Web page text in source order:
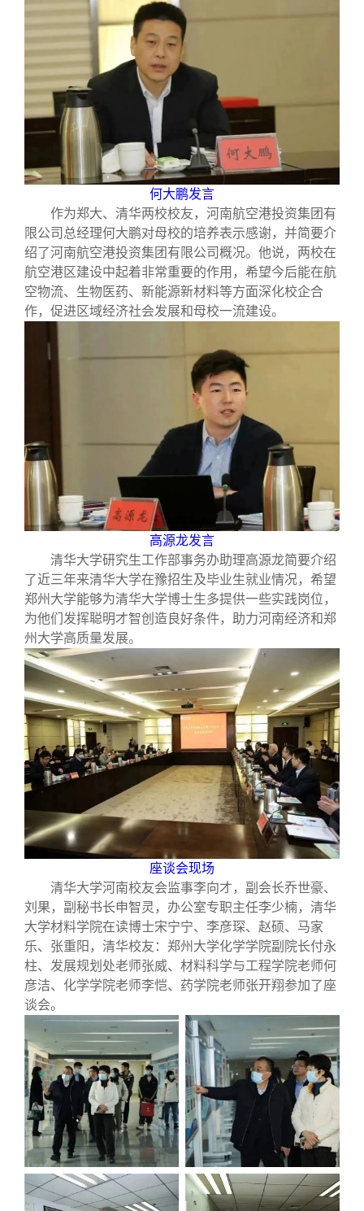
何大鹏发言
作为郑大、清华两校校友，河南航空港投资集团有
限公司总经理何大鹏对母校的培养表示感谢，并简要介
绍了河南航空港投资集团有限公司概况。他说，两校在
航空港区建设中起着非常重要的作用，希望今后能在航
空物流、生物医药、新能源新材料等方面深化校企合
作，促进区域经济社会发展和母校一流建设。
高源龙发言
清华大学研究生工作部事务办助理高源龙简要介绍
了近三年来清华大学在豫招生及毕业生就业情况，希望
郑州大学能够为清华大学博士生多提供一些实践岗位，
为他们发挥聪明才智创造良好条件，助力河南经济和郑
州大学高质量发展。
座谈会现场
清华大学河南校友会监事李向才，副会长乔世豪、
刘果，副秘书长申智灵，办公室专职主任李少楠，清华
大学材料学院在读博士宋宁宁、李彦琛、赵硕、马家
乐、张重阳，清华校友：郑州大学化学学院副院长付永
柱、发展规划处老师张威、材料科学与工程学院老师何
彦洁、化学学院老师李恺、药学院老师张开翔参加了座
谈会。